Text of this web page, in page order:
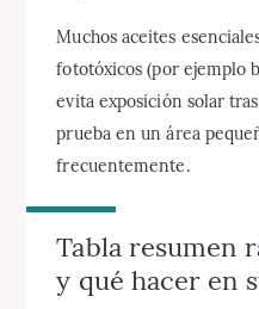
Muchos aceites
fototóxicos (por ejemplo
evita exposición solar
prueba en un área
frecuentemente.
Tabla resumen
y qué hacer en